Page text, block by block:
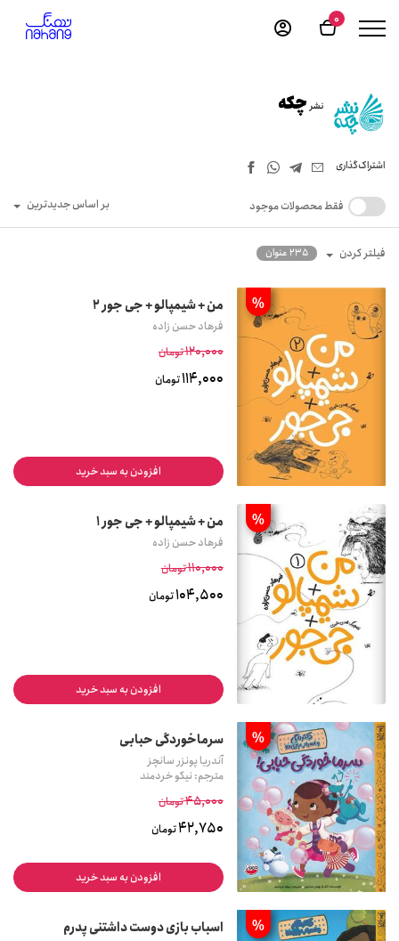
0
نشرچکه
اشتراک‌گذاری
فقط محصولات موجود بر اساس جدیدترین
فیلتر کردن 235 عنوان
% من + شیمپالو + جی جور 2
فرهاد حسن زاده
120,000تومان
114,000تومان
افزودن به سبد خرید
% من + شیمپالو + جی جور 1
فرهاد حسن زاده
110,000تومان
104,500تومان
افزودن به سبد خرید
% سرماخوردگی حبابی
آندریا پونزر سانچز
مترجم: نیکو خردمند
45,000تومان
42,750تومان
افزودن به سبد خرید
% اسباب بازی دوست داشتنی پدرم